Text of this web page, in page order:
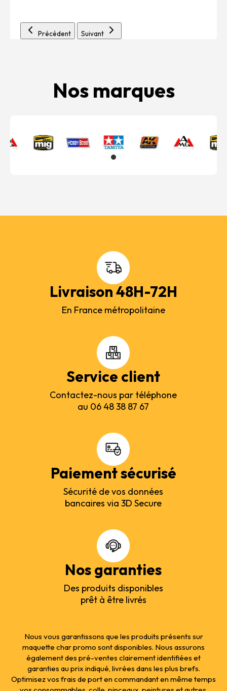
Précédent Suivant
Nos marques
Livraison 48H-72H
En France métropolitaine
Service client
Contactez-nous par téléphone
au 06 48 38 87 67
Paiement sécurisé
Sécurité de vos données
bancaires via 3D Secure
Nos garanties
Des produits disponibles
prêt à être livrés
Nous vous garantissons que les produits présents sur
maquette char promo sont disponibles. Nous assurons
également des pré-ventes clairement identifiées et
garanties au prix indiqué, livrées dans les plus brefs.
Optimisez vos frais de port en commandant en même temps